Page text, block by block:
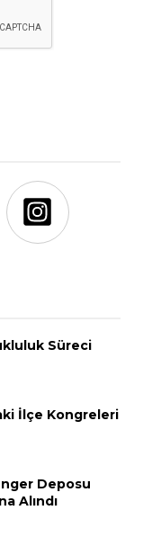
Süreci
İlçe Kongreleri
Deposu
Alındı